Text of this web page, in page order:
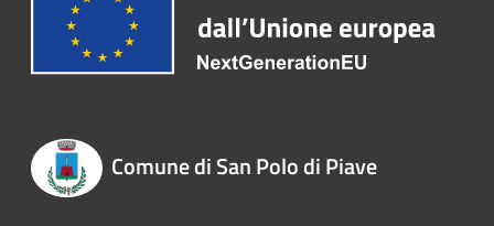
Comune di San Polo di Piave